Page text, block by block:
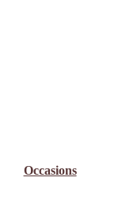
Occasions